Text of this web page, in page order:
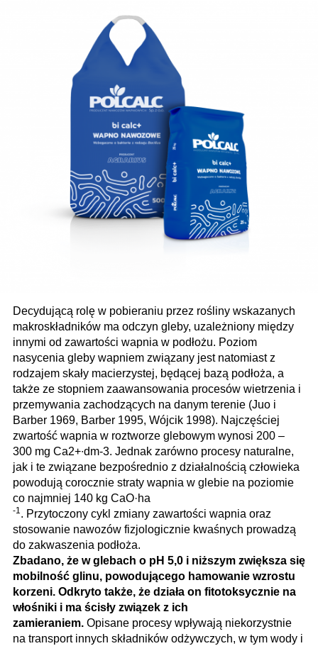
Decydującą rolę w pobieraniu przez rośliny wskazanych
makroskładników ma odczyn gleby, uzależniony między
innymi od zawartości wapnia w podłożu. Poziom
nasycenia gleby wapniem związany jest natomiast z
rodzajem skały macierzystej, będącej bazą podłoża, a
także ze stopniem zaawansowania procesów wietrzenia i
przemywania zachodzących na danym terenie (Juo i
Barber 1969, Barber 1995, Wójcik 1998). Najczęściej
zwartość wapnia w roztworze glebowym wynosi 200 –
300 mg Ca2+∙dm-3. Jednak zarówno procesy naturalne,
jak i te związane bezpośrednio z działalnością człowieka
powodują corocznie straty wapnia w glebie na poziomie
co najmniej 140 kg CaO·ha
-1. Przytoczony cykl zmiany zawartości wapnia oraz
stosowanie nawozów fizjologicznie kwaśnych prowadzą
do zakwaszenia podłoża.
Zbadano, że w glebach o pH 5,0 i niższym zwiększa się
mobilność glinu, powodującego hamowanie wzrostu
korzeni. Odkryto także, że działa on fitotoksycznie na
włośniki i ma ścisły związek z ich
zamieraniem. Opisane procesy wpływają niekorzystnie
na transport innych składników odżywczych, w tym wody i